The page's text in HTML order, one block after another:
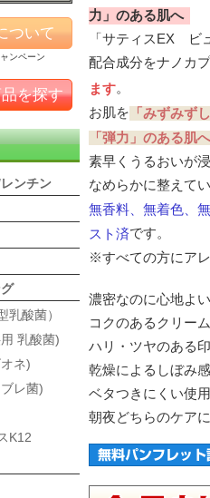
ついて
ンペーン
を探す
ンチン
乳酸菌）
乳酸菌)
ネ)
レ菌)
K12
力」のある肌へ
「サティスEX ビ
配合成分をナノカ
ます。
お肌を 「みずみず
「弾力」のある肌へ
素早くうるおいが
なめらかに整えてい
無香料、無着色、
スト済です。
※すべての方にア
濃密なのに心地よ
コクのあるクリー
ハリ・ツヤのある
乾燥によるしぼみ
ベタつきにくい使
朝夜どちらのケア